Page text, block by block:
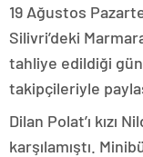
19 Ağustos
Silivri’deki
tahliye edildiği
takipçileriyle
Dilan Polat’ı kızı
karşılamıştı.